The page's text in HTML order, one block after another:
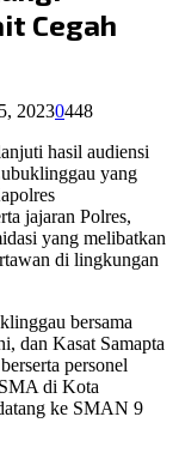
Cegah
20230448
hasil audiensi
yang
jajaran Polres,
yang melibatkan
di lingkungan
bersama
dan Kasat Samapta
personel
di Kota
ke SMAN 9